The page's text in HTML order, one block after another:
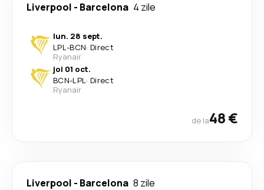
Liverpool - Barcelona 4 zile
lun. 28 sept.
LPL-BCN· Direct
Ryanair
joi 01 oct.
BCN-LPL· Direct
Ryanair
de la48 €
Liverpool - Barcelona 8 zile